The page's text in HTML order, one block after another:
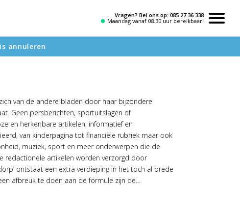
Vragen? Bel ons op:085 27 36 338
Maandag vanaf 08.30 uur bereikbaar!
annuleren
van de andere bladen door haar bijzondere
Geen persberichten, sportuitslagen of
en herkenbare artikelen, informatief en
van kinderpagina tot financiële rubriek maar ook
muziek, sport en meer onderwerpen die de
redactionele artikelen worden verzorgd door
ontstaat een extra verdieping in het toch al brede
afbreuk te doen aan de formule zijn de
afgebakend voor iedere gemeente waar het